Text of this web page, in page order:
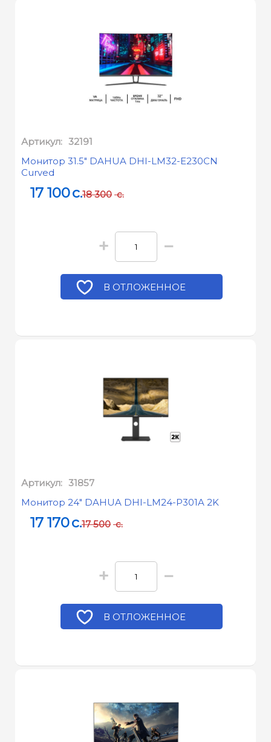
Артикул: 32191
Монитор 31.5" DAHUA DHI-LM32-E230CN
Curved
17 100c.18 300 c.
+ −
В ОТЛОЖЕННОЕ
Артикул: 31857
Монитор 24" DAHUA DHI-LM24-P301A 2K
17 170c.17 500 c.
+ −
В ОТЛОЖЕННОЕ